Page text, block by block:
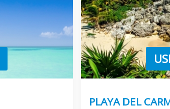
PLAYA DEL